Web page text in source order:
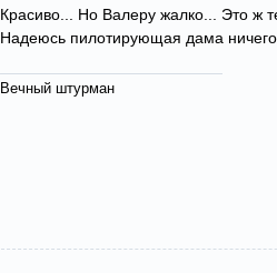
Красиво... Но Валеру жалко... Это ж
Надеюсь пилотирующая дама ничего
Вечный штурман